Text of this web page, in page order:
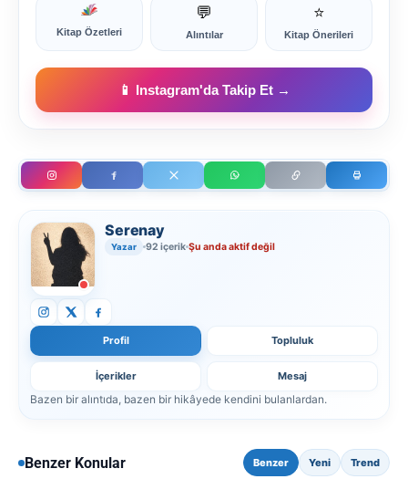
Kitap Özetleri
💬
Alıntılar
⭐
Kitap Önerileri
📱 Instagram'da Takip Et →
Serenay
Yazar 92 içerik Şu anda aktif değil
Profil Topluluk
İçerikler Mesaj
Bazen bir alıntıda, bazen bir hikâyede kendini bulanlardan.
Benzer Konular Benzer Yeni Trend